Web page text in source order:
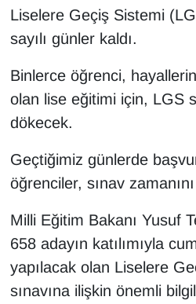
Liselere Geçiş Sistemi
sayılı günler kaldı.
Binlerce öğrenci,
olan lise eğitimi için, LGS
dökecek.
Geçtiğimiz günlerde
öğrenciler, sınav
Milli Eğitim Bakanı Yusuf
658 adayın katılımıyla
yapılacak olan Liselere
sınavına ilişkin önemli
HABERDE İNSAN
İngilizce
Kadın
Kamu Alımları
Kim Kimdir?
KURDÎ
MAGAZİN